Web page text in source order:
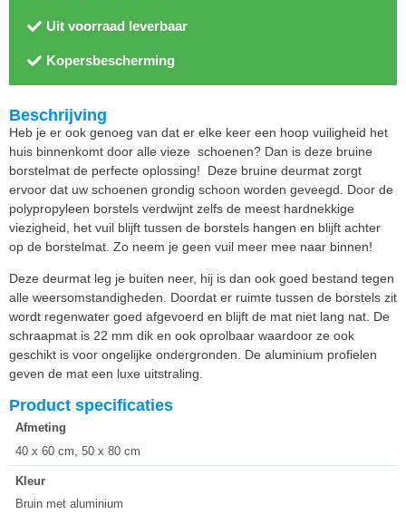
Uit voorraad leverbaar
Kopersbescherming
Beschrijving
Heb je er ook genoeg van dat er elke keer een hoop vuiligheid het
huis binnenkomt door alle vieze schoenen? Dan is deze bruine
borstelmat de perfecte oplossing! Deze bruine deurmat zorgt
ervoor dat uw schoenen grondig schoon worden geveegd. Door de
polypropyleen borstels verdwijnt zelfs de meest hardnekkige
viezigheid, het vuil blijft tussen de borstels hangen en blijft achter
op de borstelmat. Zo neem je geen vuil meer mee naar binnen!
Deze deurmat leg je buiten neer, hij is dan ook goed bestand tegen
alle weersomstandigheden. Doordat er ruimte tussen de borstels zit
wordt regenwater goed afgevoerd en blijft de mat niet lang nat. De
schraapmat is 22 mm dik en ook oprolbaar waardoor ze ook
geschikt is voor ongelijke ondergronden. De aluminium profielen
geven de mat een luxe uitstraling.
Product specificaties
Afmeting
40 x 60 cm, 50 x 80 cm
Kleur
Bruin met aluminium